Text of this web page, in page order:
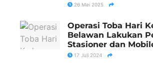
26 Mei 2025
Operasi Toba Hari
Belawan Lakukan
Stasioner dan
17 Juli 2024